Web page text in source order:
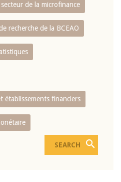
de la microfinance
recherche de la BCEAO
établissements financiers